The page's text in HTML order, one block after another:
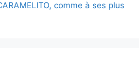
comme à ses plus